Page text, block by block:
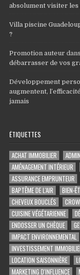
absolument visiter les
Villa piscine
?
Promotion auteur
débarrasser de vos
Développement
augmentent,
jamais
ÉTIQUETTES
ACHAT IMMOBILIER
AMÉNAGEMENT INTÉRIEUR
ASSURANCE EMPRUNTEUR
BAPTÊME DE L'AIR
BIEN-
CHEVEUX BOUCLÉS
CUISINE VÉGÉTARIENNE
ENDOSSER UN CHÈQUE
IMPACT ENVIRONNEMENTAL
INVESTISSEMENT
LOCATION SAISONNIÈRE
MARKETING D'INFLUENCE